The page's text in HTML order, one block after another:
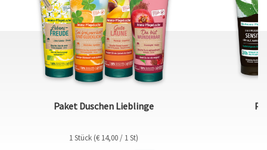
Paket Duschen Lieblinge
1 Stück (€ 14,00 / 1 St)